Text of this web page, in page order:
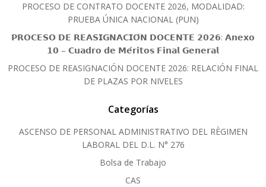
PROCESO DE CONTRATO DOCENTE 2026, MODALIDAD:
PRUEBA ÚNICA NACIONAL (PUN)
𝗣𝗥𝗢𝗖𝗘𝗦𝗢 𝗗𝗘 𝗥𝗘𝗔𝗦𝗜𝗚𝗡𝗔𝗖𝗜𝗢́𝗡 𝗗𝗢𝗖𝗘𝗡𝗧𝗘 𝟮𝟬𝟮𝟲: 𝗔𝗻𝗲𝘅𝗼
𝟭𝟬 – 𝗖𝘂𝗮𝗱𝗿𝗼 𝗱𝗲 𝗠𝗲́𝗿𝗶𝘁𝗼𝘀 𝗙𝗶𝗻𝗮𝗹 𝗚𝗲𝗻𝗲𝗿𝗮𝗹
PROCESO DE REASIGNACIÓN DOCENTE 2026: RELACIÓN FINAL
DE PLAZAS POR NIVELES
Categorías
ASCENSO DE PERSONAL ADMINISTRATIVO DEL RÈGIMEN
LABORAL DEL D.L. N° 276
Bolsa de Trabajo
CAS